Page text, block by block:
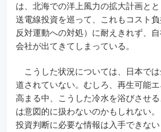
は、北海での洋上風力の拡大計画と
送電線投資を巡って、これもコスト
反対運動への対処）に耐えきれず、
会社が出てきてしまっている。
こうした状況については、日本で
道されていない。むしろ、再生可能
高まる中、こうした冷水を浴びさせ
は意図的に扱わないのかもしれない
投資判断に必要な情報は入手できな